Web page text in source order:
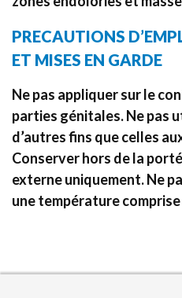
PRECAUTIONS
ET MISES EN GARDE
Ne pas appliquer sur le
parties génitales. Ne pas
d’autres fins que celles
Conserver hors de la
externe uniquement. Ne
une température